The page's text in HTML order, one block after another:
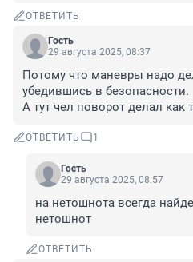
ОТВЕТИТЬ
Гость
29 августа 2025, 08:37
Потому что маневры надо
убедившись в безопасности.
А тут чел поворот делал как
ОТВЕТИТЬ 1
Гость
29 августа 2025, 08:57
на нетошнота всегда
нетошнот
ОТВЕТИТЬ